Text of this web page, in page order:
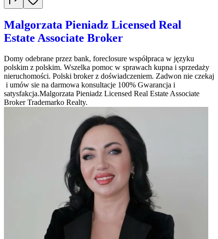
Malgorzata Pieniadz Licensed Real
Estate Associate Broker
Domy odebrane przez bank, foreclosure współpraca w języku
polskim z polskim. Wszelka pomoc w sprawach kupna i sprzedaży
nieruchomości. Polski broker z doświadczeniem. Zadwon nie czekaj
i umów sie na darmowa konsultacje 100% Gwarancja i
satysfakcja.Malgorzata Pieniadz Licensed Real Estate Associate
Broker Trademarko Realty.